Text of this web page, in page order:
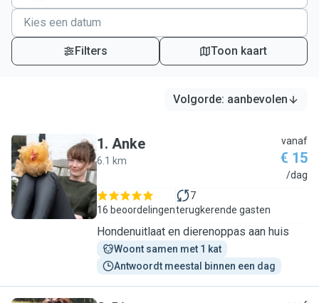
Filters Toon kaart
Volgorde: aanbevolen
A
1. Anke
6.1 km
vanaf
€ 15
/dag
16 beoordelingen
7
terugkerende gasten
Hondenuitlaat en dierenoppas aan huis
Woont samen met 1 kat
Antwoordt meestal binnen een dag